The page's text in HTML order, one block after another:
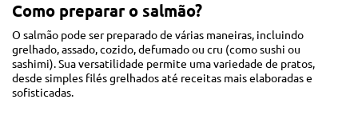
Como preparar o salmão?
O salmão pode ser preparado de várias maneiras, incluindo
grelhado, assado, cozido, defumado ou cru (como sushi ou
sashimi). Sua versatilidade permite uma variedade de pratos,
desde simples filés grelhados até receitas mais elaboradas e
sofisticadas.